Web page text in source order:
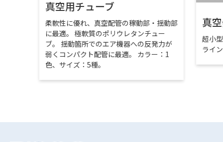
真空用チューブ
柔軟性に優れ、真空配管の稼動部・揺動部
に最適。 極軟質のポリウレタンチュー
ブ。 揺動箇所でのエア機器への反発力が
弱くコンパクト配管に最適。 カラー：1
色、サイズ：5種。
真
超小
ライ